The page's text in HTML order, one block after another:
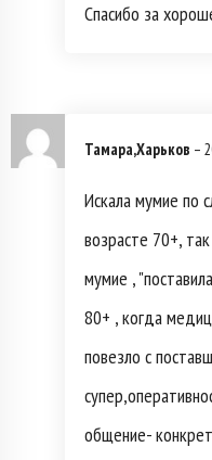
Спасибо за
Тамара,Харьков –
Искала мумие по
возрасте 70+,
мумие ,
80+ , когда
повезло с
общение-